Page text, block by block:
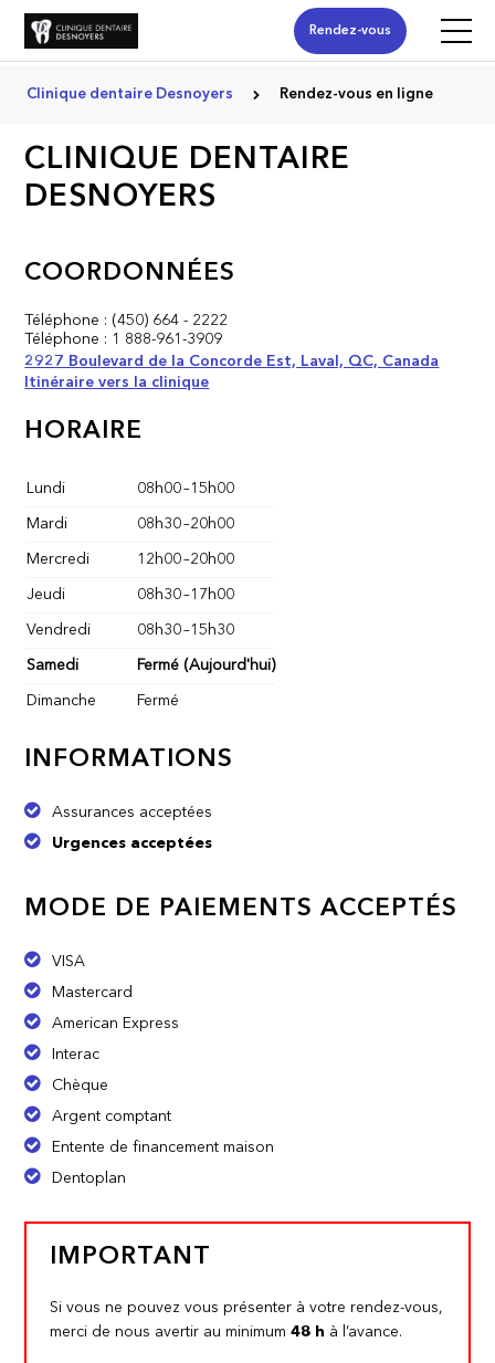
Rendez-vous
Clinique dentaire Desnoyers Rendez-vous en ligne
CLINIQUE DENTAIRE
DESNOYERS
COORDONNÉES
Téléphone : (450) 664 - 2222
Téléphone : 1 888-961-3909
2927 Boulevard de la Concorde Est, Laval, QC, Canada
Itinéraire vers la clinique
INFORMATIONS
Assurances acceptées
Urgences acceptées
HORAIRE
Lundi 08h00–15h00
Mardi 08h30–20h00
Mercredi 12h00–20h00
Jeudi 08h30–17h00
Vendredi 08h30–15h30
Samedi Fermé (Aujourd'hui)
Dimanche Fermé
MODE DE PAIEMENTS ACCEPTÉS
VISA
Mastercard
American Express
Interac
Chèque
Argent comptant
Entente de financement maison
Dentoplan
IMPORTANT
Si vous ne pouvez vous présenter à votre rendez-vous,
merci de nous avertir au minimum48 h à l’avance.